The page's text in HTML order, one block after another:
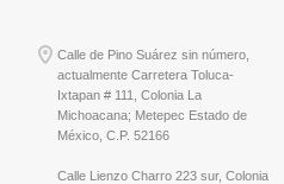
Calle de Pino Suárez sin número,
actualmente Carretera Toluca-
Ixtapan # 111, Colonia La
Michoacana; Metepec Estado de
México, C.P. 52166
Calle Lienzo Charro 223 sur, Colonia